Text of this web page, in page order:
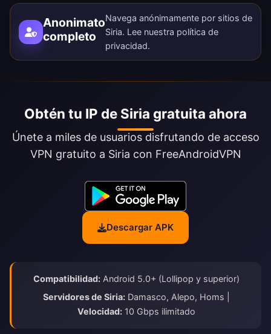
Anonimato
completo
Navega anónimamente por sitios de
Siria. Lee nuestra política de
privacidad.
Obtén tu IP de Siria gratuita ahora
Únete a miles de usuarios disfrutando de acceso
VPN gratuito a Siria con FreeAndroidVPN
Descargar APK
Compatibilidad: Android 5.0+ (Lollipop y superior)
Servidores de Siria: Damasco, Alepo, Homs |
Velocidad: 10 Gbps ilimitado